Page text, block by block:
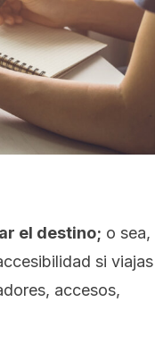
el destino; o sea,
si viajas
accesos,